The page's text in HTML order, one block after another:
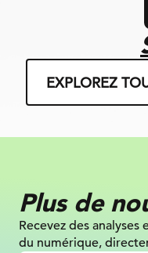
EXPLOREZ
Plus de
Recevez des analyses
du numérique,